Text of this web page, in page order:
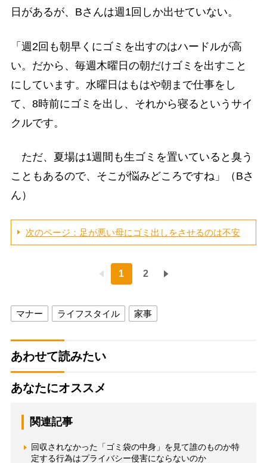
日があるが、Bさんは週1回しか出せていない。
「週2回も朝早くにゴミを出すのはハードルが高
い。だから、毎週木曜日の朝だけゴミを出すこと
にしています。水曜日はもはや朝まで仕事をし
て、8時前にゴミを出し、それから寝るというサイ
クルです。
ただ、夏場は1週間も生ゴミを置いていると臭う
こともあるので、そこが悩みどころですね」（Bさ
ん）
次のページ：足が悪い母にゴミ出しをさせるのは不安
1 2
マナー ライフスタイル 家事
あわせて読みたい
あなたにオススメ
関連記事
回収されなかった「ゴミ袋の中身」を見て誰のものか特
定する行為はプライバシー侵害にならないのか